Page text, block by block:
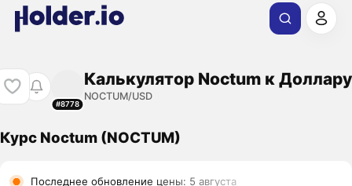
#8778
Калькулятор Noctum к Доллару
NOCTUM/USD
Курс Noctum (NOCTUM)
Последнее обновление цены: 5 августа